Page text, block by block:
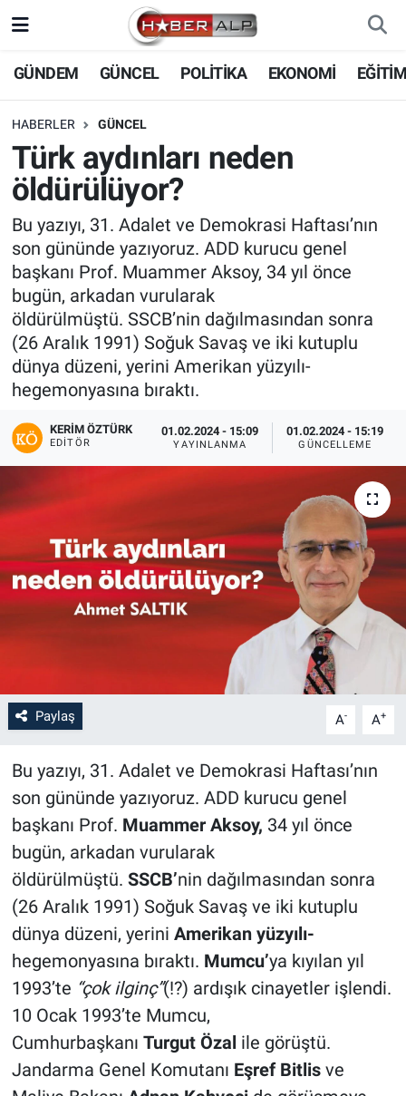
GÜNDEM GÜNCEL POLİTİKA EKONOMİ
HABERLER GÜNCEL
Türk aydınları neden
öldürülüyor?
Bu yazıyı, 31. Adalet ve Demokrasi Haftası’nın
son gününde yazıyoruz. ADD kurucu genel
başkanı Prof. Muammer Aksoy, 34 yıl önce
bugün, arkadan vurularak
öldürülmüştü. SSCB’nin dağılmasından sonra
(26 Aralık 1991) Soğuk Savaş ve iki kutuplu
dünya düzeni, yerini Amerikan yüzyılı-
hegemonyasına bıraktı.
KERIM ÖZTÜRK
EDITÖR
01.02.2024 - 15:09
YAYINLANMA
01.02.2024 - 15:19
GÜNCELLEME
Paylaş A- A+
Bu yazıyı, 31. Adalet ve Demokrasi Haftası’nın
son gününde yazıyoruz. ADD kurucu genel
başkanı Prof. Muammer Aksoy, 34 yıl önce
bugün, arkadan vurularak
öldürülmüştü. SSCB’nin dağılmasından sonra
(26 Aralık 1991) Soğuk Savaş ve iki kutuplu
dünya düzeni, yerini Amerikan yüzyılı-
hegemonyasına bıraktı. Mumcu’ya kıyılan yıl
1993’te “çok ilginç”(!?) ardışık cinayetler işlendi.
10 Ocak 1993’te Mumcu,
Cumhurbaşkanı Turgut Özal ile görüştü.
Jandarma Genel Komutanı Eşref Bitlisve
Nöbetçi Eczaneler
Hava Durumu
Trafik Durumu
Süper Lig Puan Durumu ve Fikstür
Tüm Manşetler
Son Dakika Haberleri
Haber Arşivi